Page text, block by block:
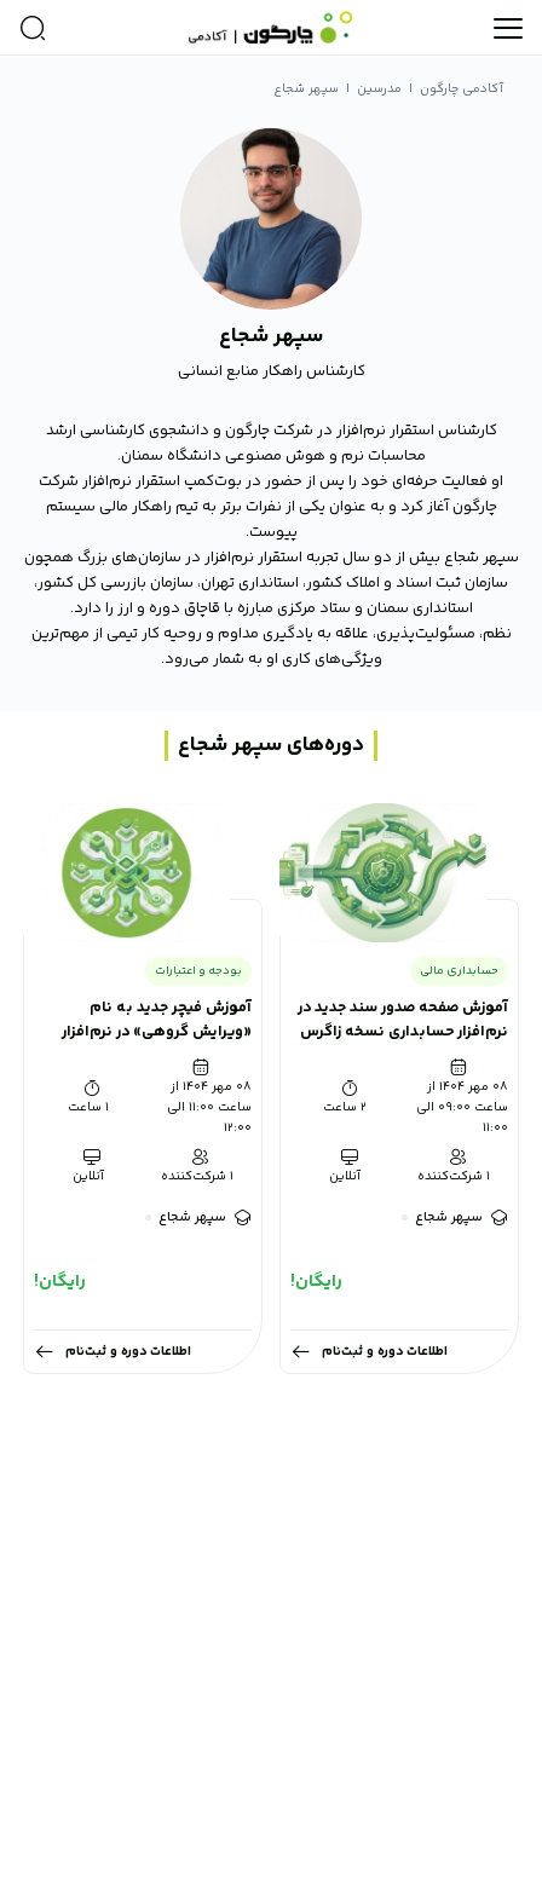
آکادمی چارگون | مدرسین | سپهر شجاع
سپهر شجاع
کارشناس راهکار منابع انسانی
کارشناس استقرار نرم‌افزار در شرکت چارگون و دانشجوی کارشناسی ارشد
محاسبات نرم و هوش مصنوعی دانشگاه سمنان.
او فعالیت حرفه‌ای خود را پس از حضور در بوت‌کمپ استقرار نرم‌افزار شرکت
چارگون آغاز کرد و به عنوان یکی از نفرات برتر به تیم راهکار مالی سیستم
پیوست.
سپهر شجاع بیش از دو سال تجربه استقرار نرم‌افزار در سازمان‌های بزرگ همچون
سازمان ثبت اسناد و املاک کشور، استانداری تهران، سازمان بازرسی کل کشور،
استانداری سمنان و ستاد مرکزی مبارزه با قاچاق دوره و ارز را دارد.
نظم، مسئولیت‌پذیری، علاقه به یادگیری مداوم و روحیه کار تیمی از مهم‌ترین
ویژگی‌های کاری او به شمار می‌رود.
دوره‌های سپهر شجاع
حسابداری مالی
آموزش صفحه صدور سند جدید در
نرم‌افزار حسابداری نسخه زاگرس
۰۸ مهر ۱۴۰۴ از
ساعت 09:00 الی
11:00
2 ساعت
1 شرکت‌کننده
آنلاین
سپهر شجاع
رایگان!
اطلاعات دوره و ثبت‌نام
بودجه و اعتبارات
آموزش فیچر جدید به نام
«ویرایش گروهی» در نرم‌افزار
بودجه و اعتبارات (زاگرس)
۰۸ مهر ۱۴۰۴ از
ساعت 11:00 الی
12:00
1 ساعت
1 شرکت‌کننده
آنلاین
سپهر شجاع
رایگان!
اطلاعات دوره و ثبت‌نام